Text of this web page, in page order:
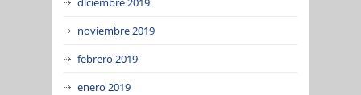
noviembre 2019
febrero 2019
enero 2019